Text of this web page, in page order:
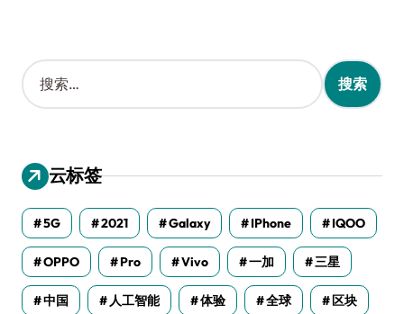
搜
索
：
云标签
5G 2021 Galaxy IPhone IQOO
OPPO Pro Vivo 一加 三星
中国 人工智能 体验 全球 区块